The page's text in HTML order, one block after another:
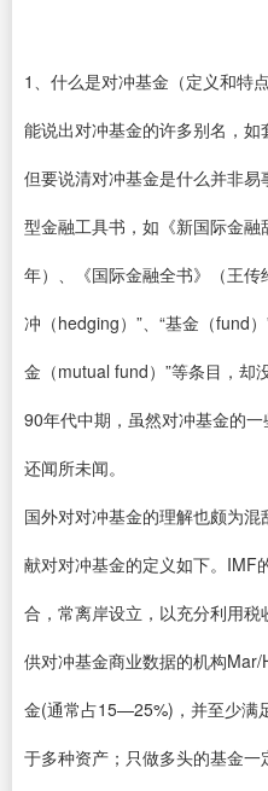
1、什么是对冲基金（定义和特点
能说出对冲基金的许多别名，如
但要说清对冲基金是什么并非
型金融工具书，如《新国际金
年）、《国际金融全书》（王
冲（hedging）”、“基金（fund
金（mutual fund）”等条目，却
90年代中期，虽然对冲基金的
还闻所未闻。
国外对对冲基金的理解也颇为
献对对冲基金的定义如下。IMF
合，常离岸设立，以充分利用税
供对冲基金商业数据的机构
金(通常占15—25%)，并至少满
于多种资产；只做多头的基金